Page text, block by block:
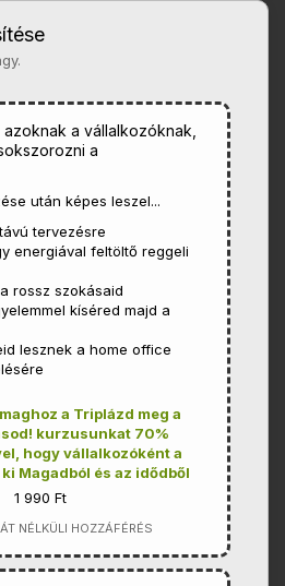
a vállalkozóknak,
a
után képes leszel...
tervezésre
energiával feltöltő reggeli
rossz szokásaid
kíséred majd a
lesznek a home office
a Triplázd meg a
kurzusunkat 70%
hogy vállalkozóként a
Magadból és az idődből
1 990 Ft
NÉLKÜLI HOZZÁFÉRÉS